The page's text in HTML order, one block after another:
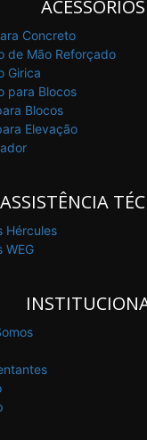
ACESSÓRIOS
Concreto
de Mão Reforçado
Girica
para Blocos
Blocos
Elevação
ASSISTÊNCIA
Hércules
WEG